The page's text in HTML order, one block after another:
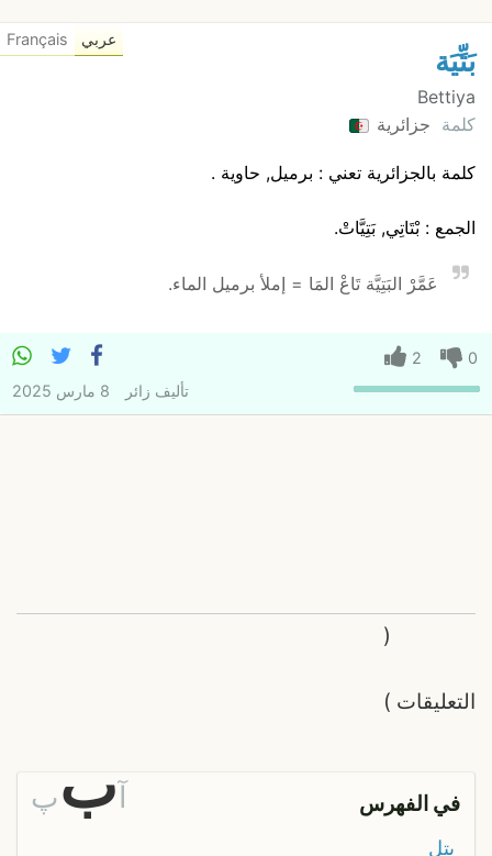
بَتِّيَة
Bettiya
كلمة جزائرية
كلمة بالجزائرية تعني : برميل, حاوية .
الجمع : بْتَاتِي, بَتِيَّاتْ.
عَمَّرْ البَتِيَّة تَاعْ المَا = إملأ برميل الماء.
عربي Français
0
2
تأليف زائر 8 مارس 2025
التعليقات
(
)
في الفهرس آبپ
بتل